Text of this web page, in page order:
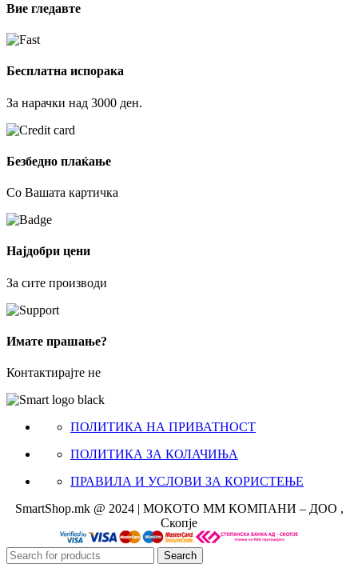
Вие гледавте
Бесплатна испорака
За нарачки над 3000 ден.
Безбедно плаќање
Со Вашата картичка
Најдобри цени
За сите производи
Имате прашање?
Контактирајте не
ПОЛИТИКА НА ПРИВАТНОСТ
ПОЛИТИКА ЗА КОЛАЧИЊА
ПРАВИЛА И УСЛОВИ ЗА КОРИСТЕЊЕ
SmartShop.mk @ 2024 | МОКОТО ММ КОМПАНИ – ДОО ,
Скопје
Search